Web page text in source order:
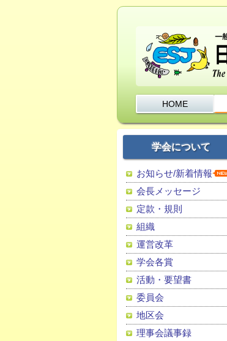
HOME
学会について
お知らせ/新着情報
会長メッセージ
定款・規則
組織
運営改革
学会各賞
活動・要望書
委員会
地区会
理事会議事録